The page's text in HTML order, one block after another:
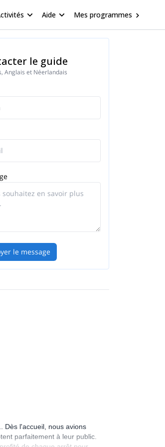
Aide Mes programmes
le guide
Anglais et Néerlandais
le message
Dès l'accueil, nous avions
parfaitement à leur public.